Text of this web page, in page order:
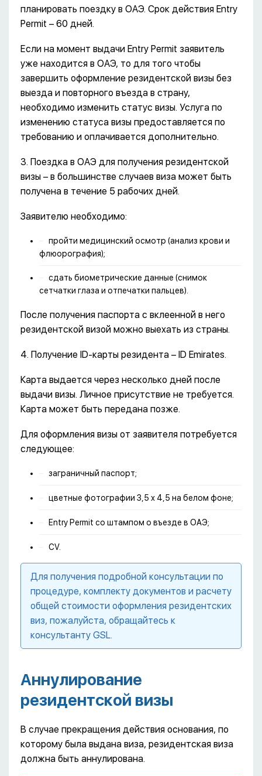
планировать поездку в ОАЭ. Срок действия Entry
Permit – 60 дней.
Если на момент выдачи Entry Permit заявитель
уже находится в ОАЭ, то для того чтобы
завершить оформление резидентской визы без
выезда и повторного въезда в страну,
необходимо изменить статус визы. Услуга по
изменению статуса визы предоставляется по
требованию и оплачивается дополнительно.
3. Поездка в ОАЭ для получения резидентской
визы – в большинстве случаев виза может быть
получена в течение 5 рабочих дней.
Заявителю необходимо:
пройти медицинский осмотр (анализ крови и
флюорография);
сдать биометрические данные (снимок
сетчатки глаза и отпечатки пальцев).
После получения паспорта с вклеенной в него
резидентской визой можно выехать из страны.
4. Получение ID-карты резидента – ID Emirates.
Карта выдается через несколько дней после
выдачи визы. Личное присутствие не требуется.
Карта может быть передана позже.
Для оформления визы от заявителя потребуется
следующее:
заграничный паспорт;
цветные фотографии 3,5 х 4,5 на белом фоне;
Entry Permit со штампом о въезде в ОАЭ;
CV.
Для получения подробной консультации по
процедуре, комплекту документов и расчету
общей стоимости оформления резидентских
виз, пожалуйста, обращайтесь к
консультанту GSL.
Аннулирование
резидентской визы
В случае прекращения действия основания, по
которому была выдана виза, резидентская виза
должна быть аннулирована.